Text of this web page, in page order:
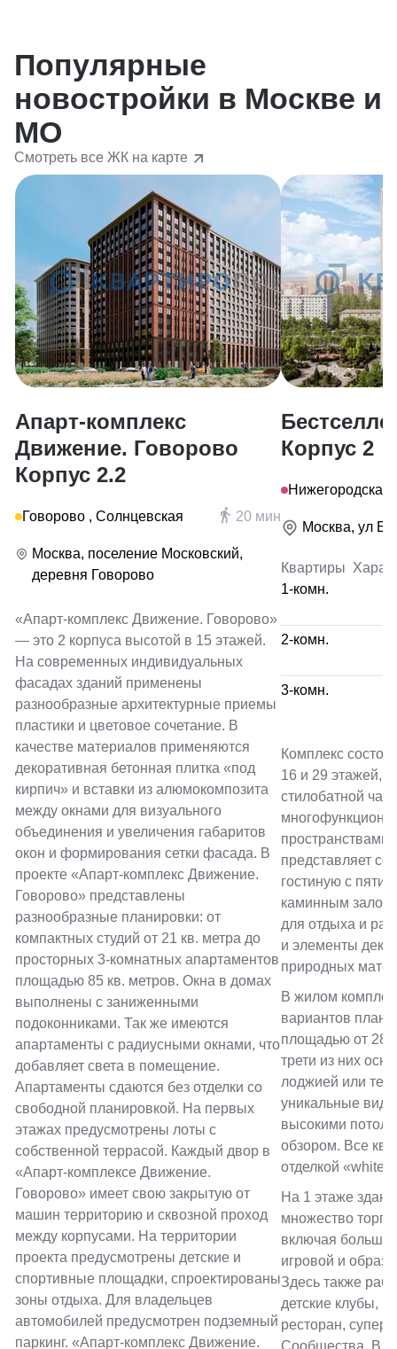
Популярные
новостройки в Москве и
МО
Смотреть все ЖК на карте
Апарт-комплекс
Движение. Говорово
Корпус 2.2
Говорово , Солнцевская 20 мин
Москва, поселение Московский,
деревня Говорово
«Апарт-комплекс Движение. Говорово»
— это 2 корпуса высотой в 15 этажей.
На современных индивидуальных
фасадах зданий применены
разнообразные архитектурные приемы
пластики и цветовое сочетание. В
качестве материалов применяются
декоративная бетонная плитка «под
кирпич» и вставки из алюмокомпозита
между окнами для визуального
объединения и увеличения габаритов
окон и формирования сетки фасада. В
проекте «Апарт-комплекс Движение.
Говорово» представлены
разнообразные планировки: от
компактных студий от 21 кв. метра до
просторных 3-комнатных апартаментов
площадью 85 кв. метров. Окна в домах
выполнены с заниженными
подоконниками. Так же имеются
апартаменты с радиусными окнами, что
добавляет света в помещение.
Апартаменты сдаются без отделки со
свободной планировкой. На первых
этажах предусмотрены лоты с
собственной террасой. Каждый двор в
«Апарт-комплексе Движение.
Говорово» имеет свою закрытую от
машин территорию и сквозной проход
между корпусами. На территории
проекта предусмотрены детские и
спортивные площадки, спроектированы
зоны отдыха. Для владельцев
автомобилей предусмотрен подземный
паркинг. «Апарт-комплекс Движение.
Корпус 2
Москва, ул
Квартиры
1-комн.
2-комн.
3-комн.
Комплекс
16 и 29 этажей,
стилобатной
пространствами
представляет
гостиную с
каминным
для отдыха и
и элементы
природных
В жилом
вариантов
площадью от 28
трети из них
лоджией или
уникальные
высокими
обзором. Все
отделкой «white
На 1 этаже
множество
включая
игровой и
Здесь также
детские клубы,
ресторан,
Сообщества. В